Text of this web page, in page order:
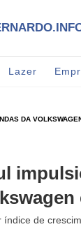
Lazer
DA
de